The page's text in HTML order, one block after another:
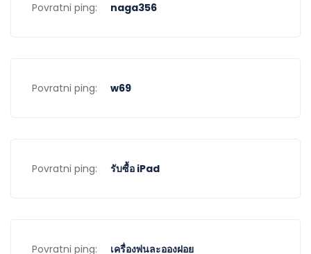
Povratni ping: naga356
Povratni ping: w69
Povratni ping: รับซื้อ iPad
Povratni ping: เครื่องพ่นละอองฝอย